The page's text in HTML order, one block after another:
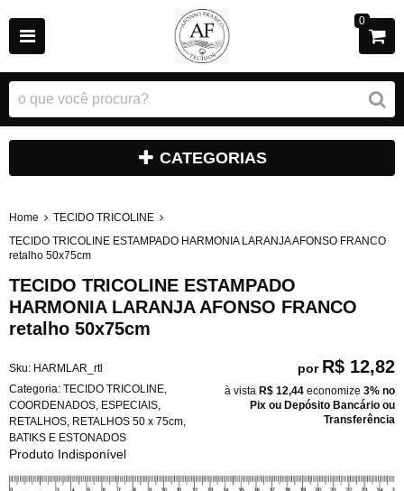
0
CATEGORIAS
Home
TECIDO TRICOLINE
TECIDO TRICOLINE ESTAMPADO HARMONIA LARANJA AFONSO FRANCO
retalho 50x75cm
TECIDO TRICOLINE ESTAMPADO
HARMONIA LARANJA AFONSO FRANCO
retalho 50x75cm
Sku: HARMLAR_rtl
Categoria: TECIDO TRICOLINE
COORDENADOS ESPECIAIS
RETALHOS RETALHOS 50 x 75cm
BATIKS E ESTONADOS
Produto Indisponível
por R$ 12,82
à vista R$ 12,44 economize 3% no
Pix ou Depósito Bancário ou
Transferência